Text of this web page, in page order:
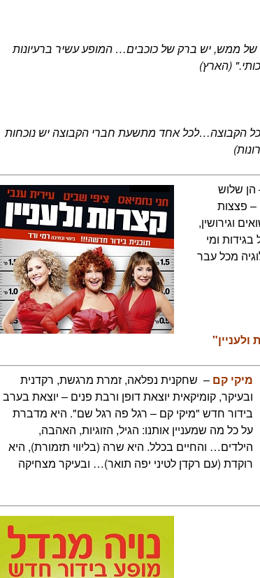
של ממש, יש ברק של כוכבים… המופע עשיר ברעיונות
(הארץ)
כל הקבוצה…לכל אחד מתשעת חברי הקבוצה יש נוכחות
הן שלוש
– פצצות
וגירושין,
ומי
מכל עבר
ולעניין"
מיקי קם – שחקנית נפלאה, זמרת מרגשת, רקדנית
ובעיקר, קומיקאית יוצאת דופן ורבת פנים – יוצאת בערב
בידור חדש "מיקי קם – רגל פה רגל שם". היא מדברת
על כל מה שמעניין אותנו: הגיל, הזוגיות, האהבה,
הילדים… והחיים בכלל. היא שרה (בליווי תזמורת), היא
רוקדת (עם רקדן לטיני יפה תואר)… ובעיקר מצחיקה